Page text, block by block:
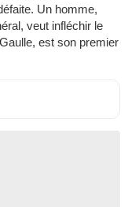
Un homme,
veut infléchir le
est son premier